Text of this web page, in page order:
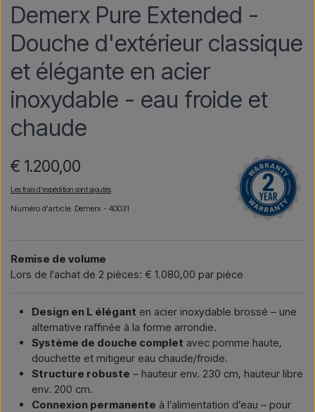
Demerx Pure Extended -
Douche d'extérieur classique
et élégante en acier
inoxydable - eau froide et
chaude
€ 1.200,00
Les frais d'expédition sont ajoutés
Numéro d'article: Demerx - 40031
Remise de volume
Lors de l'achat de 2 pièces: € 1.080,00 par pièce
Design en L élégant en acier inoxydable brossé – une
alternative raffinée à la forme arrondie.
Système de douche complet avec pomme haute,
douchette et mitigeur eau chaude/froide.
Structure robuste – hauteur env. 230 cm, hauteur libre
env. 200 cm.
Connexion permanente à l’alimentation d’eau – pour